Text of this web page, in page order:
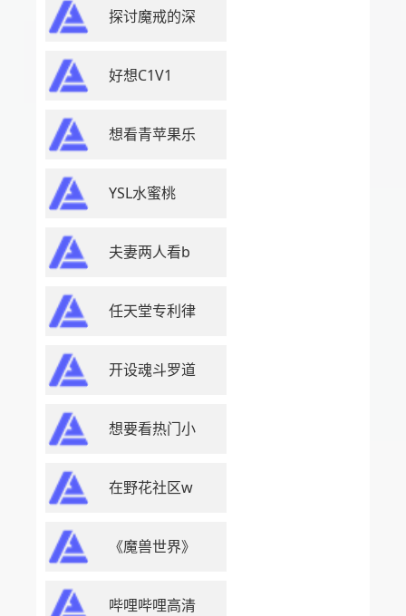
探讨魔戒的深
好想C1V1
想看青苹果乐
YSL水蜜桃
夫妻两人看b
任天堂专利律
开设魂斗罗道
想要看热门小
在野花社区w
《魔兽世界》
哔哩哔哩高清